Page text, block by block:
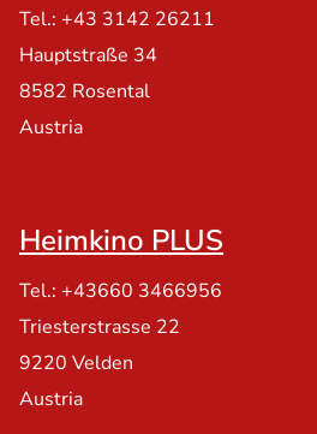
Tel.: +43 3142 26211
Hauptstraße 34
8582 Rosental
Austria
Heimkino PLUS
Tel.: +43660 3466956
Triesterstrasse 22
9220 Velden
Austria